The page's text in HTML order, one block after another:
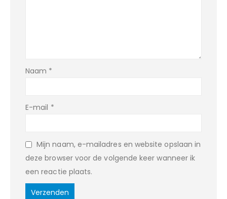
Naam *
E-mail *
Mijn naam, e-mailadres en website opslaan in
deze browser voor de volgende keer wanneer ik
een reactie plaats.